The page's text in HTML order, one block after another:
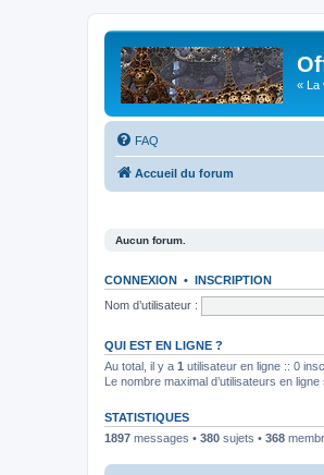
« La
FAQ
Accueil du forum
Aucun forum.
CONNEXION • INSCRIPTION
Nom d’utilisateur :
QUI EST EN LIGNE ?
Au total, il y a 1 utilisateur en ligne :: 0
Le nombre maximal d’utilisateurs en
STATISTIQUES
1897 messages • 380 sujets • 368